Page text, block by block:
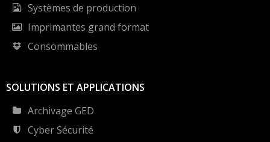
Systèmes de production
Imprimantes grand format
Consommables
SOLUTIONS ET APPLICATIONS
Archivage GED
Cyber Sécurité